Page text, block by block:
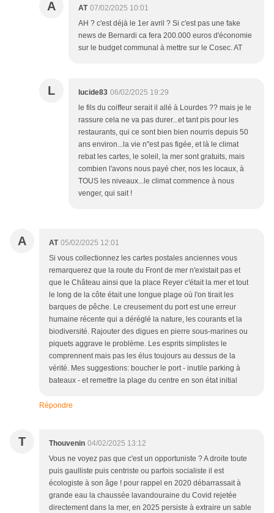
A AT 07/02/2025 10:01
AH ? c'est déjà le 1er avril ? Si c'est pas une fake
news de Bernardi ca fera 200.000 euros d'économie
sur le budget communal à mettre sur le Cosec. AT
L lucide83 06/02/2025 19:29
le fils du coiffeur serait il allé à Lourdes ?? mais je le
rassure cela ne va pas durer...et tant pis pour les
restaurants, qui ce sont bien bien nourris depuis 50
ans environ...la vie n''est pas figée, et là le climat
rebat les cartes, le soleil, la mer sont gratuits, mais
combien l'avons nous payé cher, nos les locaux, à
TOUS les niveaux...le climat commence à nous
venger, qui sait !
A AT 05/02/2025 12:01
Si vous collectionnez les cartes postales anciennes vous
remarquerez que la route du Front de mer n'existait pas et
que le Château ainsi que la place Reyer c'était la mer et tout
le long de la côte était une longue plage où l'on tirait les
barques de pêche. Le creusement du port est une erreur
humaine récente qui a déréglé la nature, les courants et la
biodiversité. Rajouter des digues en pierre sous-marines ou
piquets aggrave le problème. Les esprits simplistes le
comprennent mais pas les élus toujours au dessus de la
vérité. Mes suggestions: boucher le port - inutile parking à
bateaux - et remettre la plage du centre en son état initial
Répondre
T Thouvenin 04/02/2025 13:12
Vous ne voyez pas que c'est un opportuniste ? A droite toute
puis gaulliste puis centriste ou parfois socialiste il est
écologiste à son âge ! pour rappel en 2020 débarrassait à
grande eau la chaussée lavandouraine du Covid rejetée
directement dans la mer, en 2025 persiste à extraire un sable